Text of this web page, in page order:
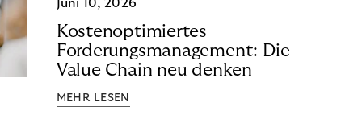
Juni 10, 2026
Kostenoptimiertes
Forderungsmanagement: Die
Value Chain neu denken
MEHR LESEN